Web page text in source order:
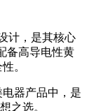
计，是其核心
备高导电性黄
。
器产品中，是
之选。